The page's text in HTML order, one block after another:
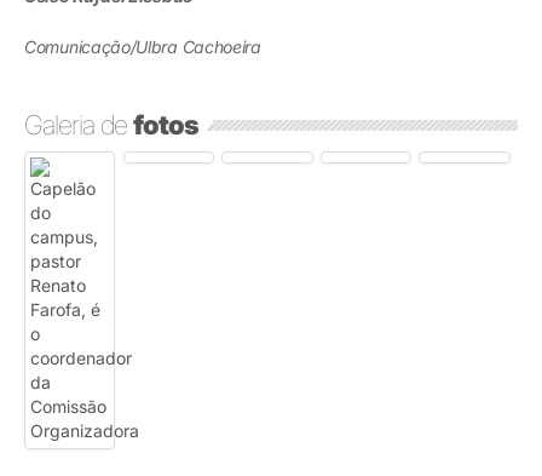
Comunicação/Ulbra Cachoeira
Galeria defotos